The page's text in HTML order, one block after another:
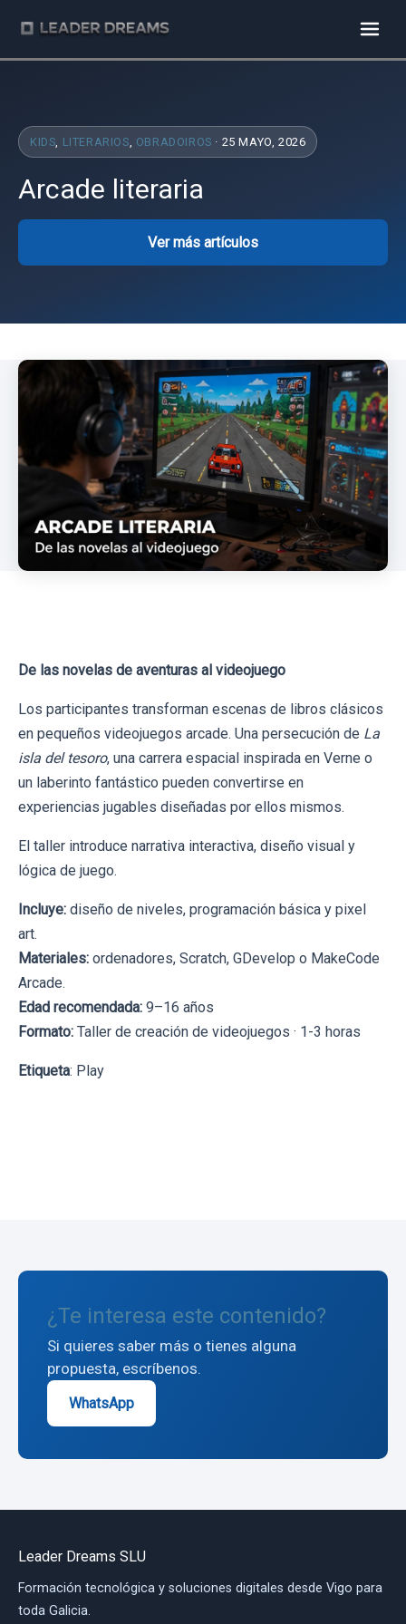
KIDS, LITERARIOS, OBRADOIROS · 25 MAYO, 2026
Arcade literaria
Ver más artículos
De las novelas de aventuras al videojuego
Los participantes transforman escenas de libros clásicos
en pequeños videojuegos arcade. Una persecución de La
isla del tesoro, una carrera espacial inspirada en Verne o
un laberinto fantástico pueden convertirse en
experiencias jugables diseñadas por ellos mismos.
El taller introduce narrativa interactiva, diseño visual y
lógica de juego.
Incluye: diseño de niveles, programación básica y pixel
art.
Materiales: ordenadores, Scratch, GDevelop o MakeCode
Arcade.
Edad recomendada: 9–16 años
Formato: Taller de creación de videojuegos · 1-3 horas
Etiqueta: Play
¿Te interesa este contenido?
Si quieres saber más o tienes alguna
propuesta, escríbenos.
WhatsApp
Leader Dreams SLU
Formación tecnológica y soluciones digitales desde Vigo para
toda Galicia.